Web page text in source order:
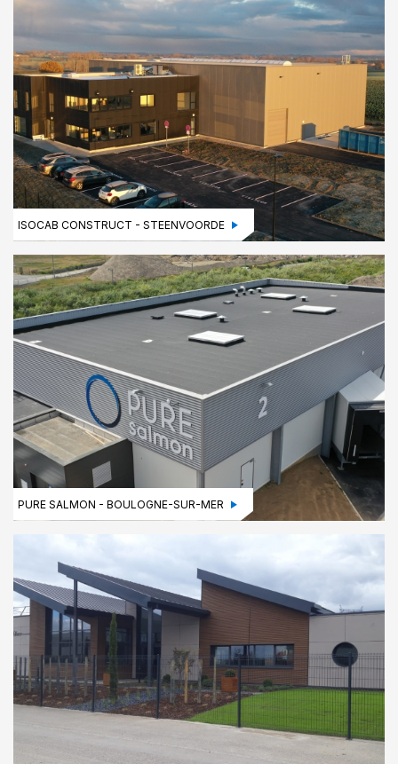
ISOCAB CONSTRUCT - STEENVOORDE
PURE SALMON - BOULOGNE-SUR-MER